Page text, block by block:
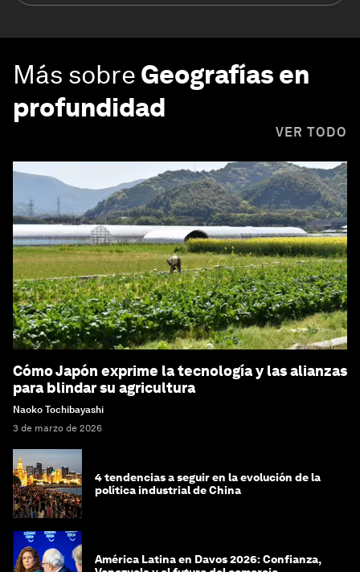
Más sobre Geografías en
profundidad
VER TODO
Cómo Japón exprime la tecnología y las alianzas
para blindar su agricultura
Naoko Tochibayashi
3 de marzo de 2026
4 tendencias a seguir en la evolución de la
política industrial de China
América Latina en Davos 2026: Confianza,